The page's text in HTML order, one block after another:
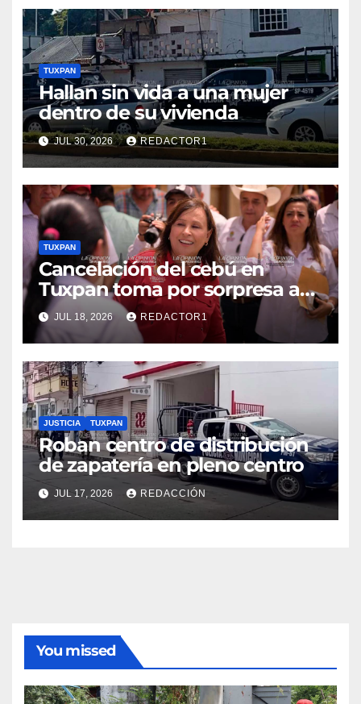
TUXPAN
Hallan sin vida a una mujer
dentro de su vivienda
JUL 30, 2026 REDACTOR1
TUXPAN
Cancelación del cebú en
Tuxpan toma por sorpresa a
Nahle
JUL 18, 2026 REDACTOR1
JUSTICIA TUXPAN
Roban centro de distribución
de zapatería en pleno centro
JUL 17, 2026 REDACCIÓN
You missed